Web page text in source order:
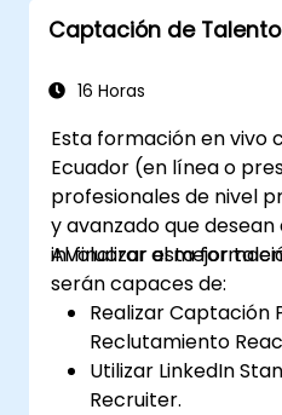
Captación de Talento
16 Horas
Esta formación en vivo
Ecuador (en línea o
profesionales de nivel
y avanzado que
involucrar al mejor
Al finalizar esta
serán capaces de:
Realizar
Reclutamiento
Utilizar LinkedIn
Recruiter.